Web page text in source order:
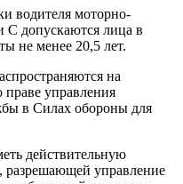
водителя моторно-
С допускаются лица в
не менее 20,5 лет.
на
управления
в Силах обороны для
действительную
разрешающей управление